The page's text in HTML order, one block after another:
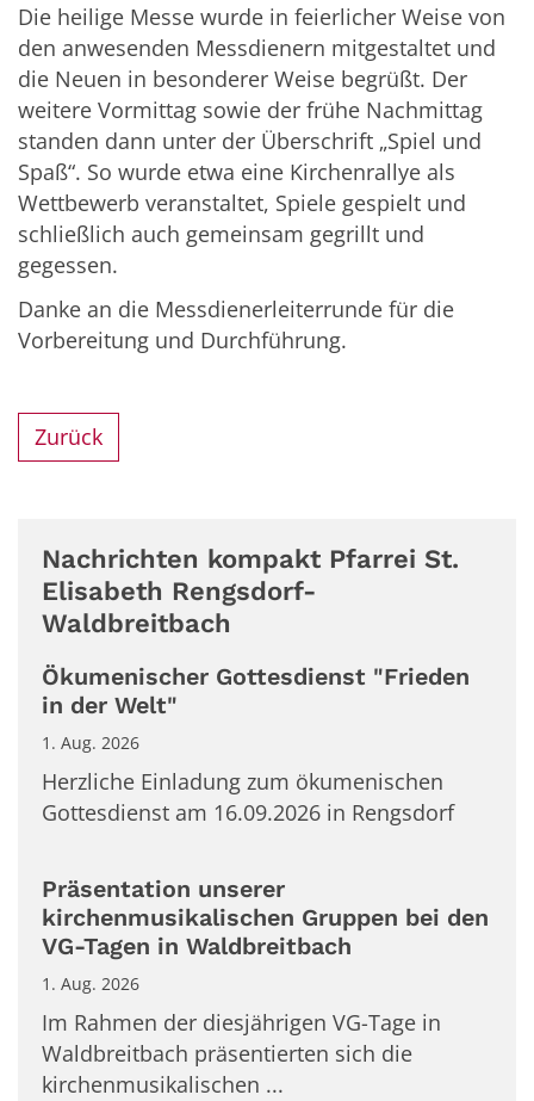
Die heilige Messe wurde in feierlicher Weise von
den anwesenden Messdienern mitgestaltet und
die Neuen in besonderer Weise begrüßt. Der
weitere Vormittag sowie der frühe Nachmittag
standen dann unter der Überschrift „Spiel und
Spaß“. So wurde etwa eine Kirchenrallye als
Wettbewerb veranstaltet, Spiele gespielt und
schließlich auch gemeinsam gegrillt und
gegessen.
Danke an die Messdienerleiterrunde für die
Vorbereitung und Durchführung.
Zurück
Nachrichten kompakt Pfarrei St.
Elisabeth Rengsdorf-
Waldbreitbach
Ökumenischer Gottesdienst "Frieden
in der Welt"
1. Aug. 2026
Herzliche Einladung zum ökumenischen
Gottesdienst am 16.09.2026 in Rengsdorf
Präsentation unserer
kirchenmusikalischen Gruppen bei den
VG-Tagen in Waldbreitbach
1. Aug. 2026
Im Rahmen der diesjährigen VG-Tage in
Waldbreitbach präsentierten sich die
kirchenmusikalischen ...